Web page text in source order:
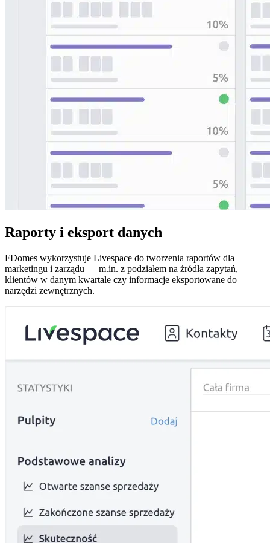
Raporty i eksport danych
FDomes wykorzystuje Livespace do tworzenia raportów dla
marketingu i zarządu — m.in. z podziałem na źródła zapytań,
klientów w danym kwartale czy informacje eksportowane do
narzędzi zewnętrznych.